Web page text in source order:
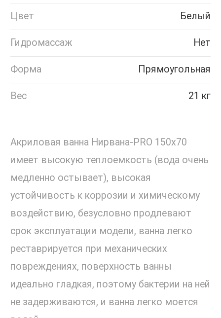
Цвет Белый
Гидромассаж Нет
Форма Прямоугольная
Вес 21 кг
Акриловая ванна Нирвана-PRO 150х70
имеет высокую теплоемкость (вода очень
медленно остывает), высокая
устойчивость к коррозии и химическому
воздействию, безусловно продлевают
срок эксплуатации модели, ванна легко
реставрируется при механических
повреждениях, поверхность ванны
идеально гладкая, поэтому бактерии на ней
не задерживаются, и ванна легко моется